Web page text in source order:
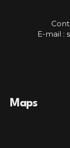
E-mail :
Maps